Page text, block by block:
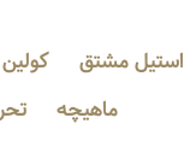
استیل مشتق کولین
ماهیچه